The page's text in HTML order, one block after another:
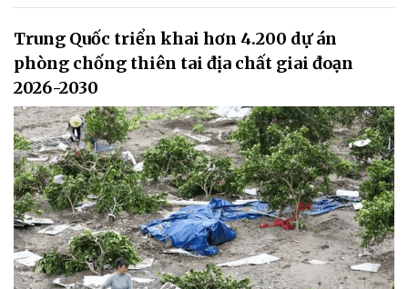
Trung Quốc triển khai hơn 4.200 dự án
phòng chống thiên tai địa chất giai đoạn
2026-2030